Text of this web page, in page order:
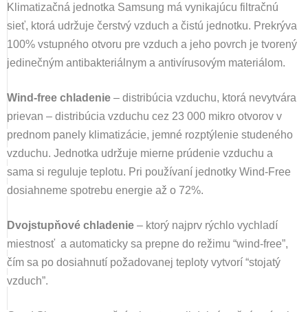
Klimatizačná jednotka Samsung má vynikajúcu filtračnú
sieť, ktorá udržuje čerstvý vzduch a čistú jednotku. Prekrýva
100% vstupného otvoru pre vzduch a jeho povrch je tvorený
jedinečným antibakteriálnym a antivírusovým materiálom.
Wind-free chladenie – distribúcia vzduchu, ktorá nevytvára
prievan – distribúcia vzduchu cez 23 000 mikro otvorov v
prednom panely klimatizácie, jemné rozptýlenie studeného
vzduchu. Jednotka udržuje mierne prúdenie vzduchu a
sama si reguluje teplotu. Pri používaní jednotky Wind-Free
dosiahneme spotrebu energie až o 72%.
Dvojstupňové chladenie – ktorý najprv rýchlo vychladí
miestnosť a automaticky sa prepne do režimu “wind-free”,
čím sa po dosiahnutí požadovanej teploty vytvorí “stojatý
vzduch”.